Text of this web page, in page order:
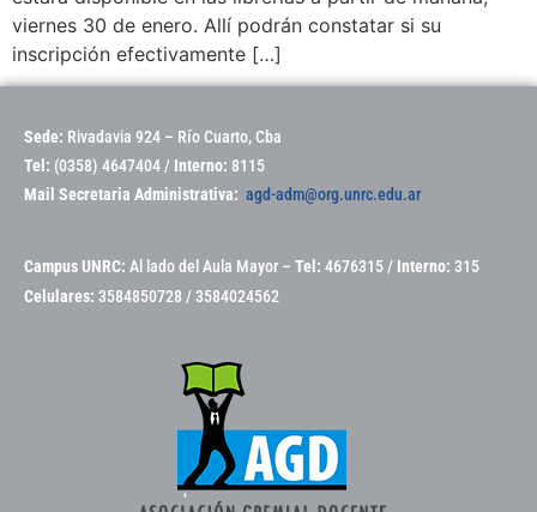
viernes 30 de enero. Allí podrán constatar si su
inscripción efectivamente […]
Sede: Rivadavia 924 – Río Cuarto, Cba
Tel: (0358) 4647404 / Interno: 8115
Mail Secretaria Administrativa: agd-adm@org.unrc.edu.ar
Campus UNRC: Al lado del Aula Mayor – Tel: 4676315 / Interno: 315
Celulares: 3584850728 / 3584024562